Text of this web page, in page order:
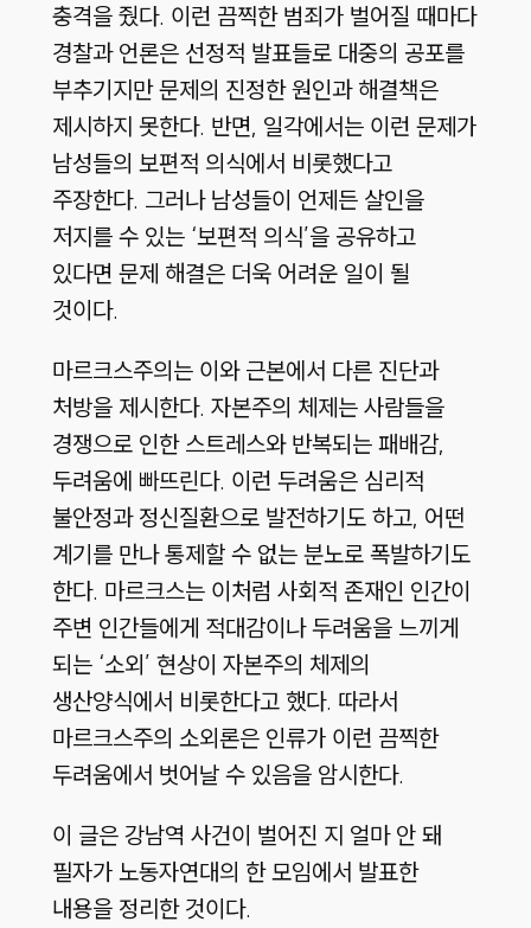
충격을 줬다. 이런 끔찍한 범죄가 벌어질 때마다
경찰과 언론은 선정적 발표들로 대중의 공포를
부추기지만 문제의 진정한 원인과 해결책은
제시하지 못한다. 반면, 일각에서는 이런 문제가
남성들의 보편적 의식에서 비롯했다고
주장한다. 그러나 남성들이 언제든 살인을
저지를 수 있는 ‘보편적 의식’을 공유하고
있다면 문제 해결은 더욱 어려운 일이 될
것이다.
마르크스주의는 이와 근본에서 다른 진단과
처방을 제시한다. 자본주의 체제는 사람들을
경쟁으로 인한 스트레스와 반복되는 패배감,
두려움에 빠뜨린다. 이런 두려움은 심리적
불안정과 정신질환으로 발전하기도 하고, 어떤
계기를 만나 통제할 수 없는 분노로 폭발하기도
한다. 마르크스는 이처럼 사회적 존재인 인간이
주변 인간들에게 적대감이나 두려움을 느끼게
되는 ‘소외’ 현상이 자본주의 체제의
생산양식에서 비롯한다고 했다. 따라서
마르크스주의 소외론은 인류가 이런 끔찍한
두려움에서 벗어날 수 있음을 암시한다.
이 글은 강남역 사건이 벌어진 지 얼마 안 돼
필자가 노동자연대의 한 모임에서 발표한
내용을 정리한 것이다.